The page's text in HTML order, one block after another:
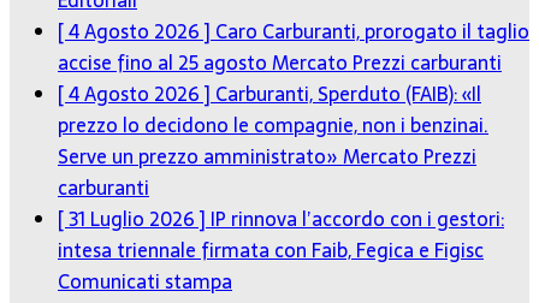
[ 4 Agosto 2026 ] Caro Carburanti, prorogato il taglio
accise fino al 25 agostoMercato Prezzi carburanti
[ 4 Agosto 2026 ] Carburanti, Sperduto (FAIB): «Il
prezzo lo decidono le compagnie, non i benzinai.
Serve un prezzo amministrato»Mercato Prezzi
carburanti
[ 31 Luglio 2026 ] IP rinnova l’accordo con i gestori:
intesa triennale firmata con Faib, Fegica e Figisc
Comunicati stampa